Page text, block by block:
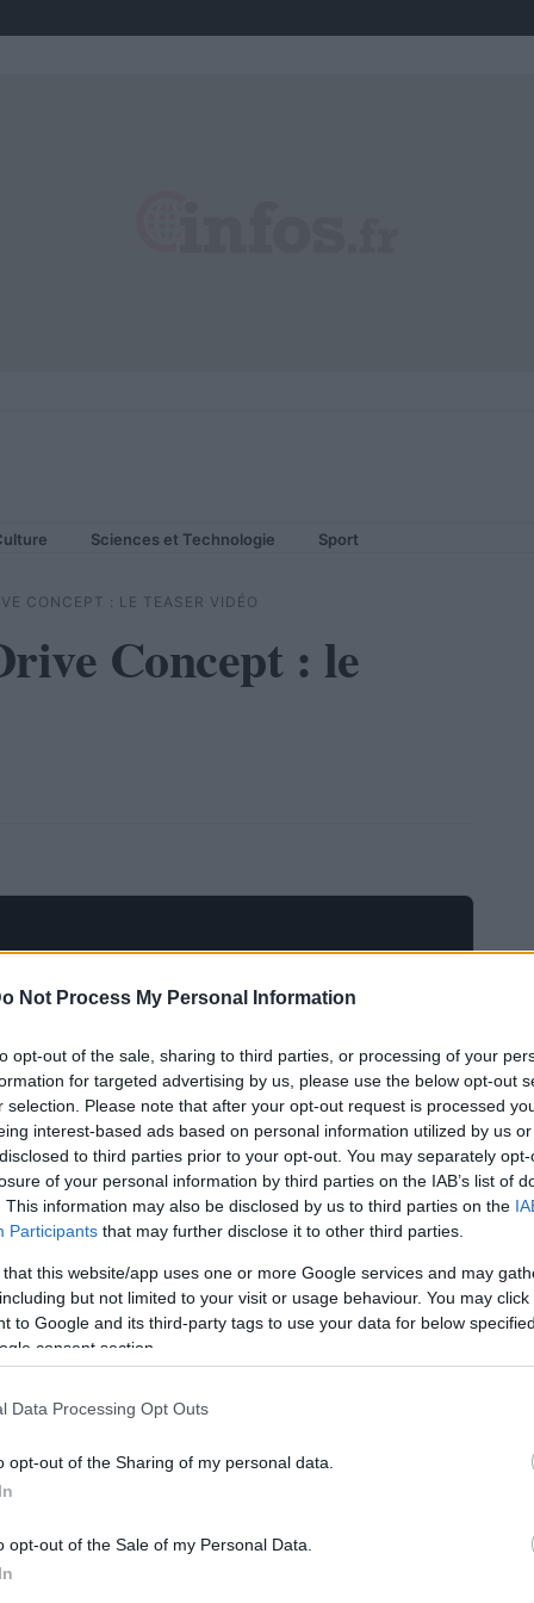
Not Process My Personal Information
opt-out of the sale, sharing to third parties, or processing of your
for targeted advertising by us, please use the below opt-out
selection. Please note that after your opt-out request is processed
interest-based ads based on personal information utilized by us
to third parties prior to your opt-out. You may separately
of your personal information by third parties on the IAB’s list of
This information may also be disclosed by us to third parties on the
Participants that may further disclose it to other third parties.
that this website/app uses one or more Google services and may
but not limited to your visit or usage behaviour. You may
to Google and its third-party tags to use your data for below
consent section.
Data Processing Opt Outs
opt-out of the Sharing of my personal data.
opt-out of the Sale of my Personal Data.
Sciences et Technologie Sport
CONCEPT : LE TEASER VIDÉO
Concept : le
Genève 2011, figurera leconcept-carBMW
ans de l’automobile, créée par un certain Benz
la marque devenue Mercedes-Benz est désormais
l’on imagine être un roadster, sont promis des
d’info-spectacle et de sécurité ».
créeront une illumination sur celle-ci, ce